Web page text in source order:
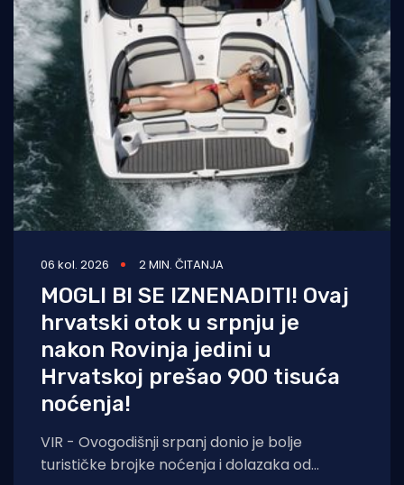
06 kol. 2026 2 MIN. ČITANJA
MOGLI BI SE IZNENADITI! Ovaj
hrvatski otok u srpnju je
nakon Rovinja jedini u
Hrvatskoj prešao 900 tisuća
noćenja!
VIR - Ovogodišnji srpanj donio je bolje
turističke brojke noćenja i dolazaka od